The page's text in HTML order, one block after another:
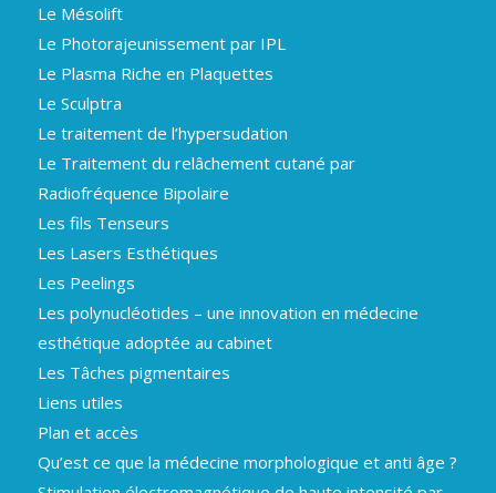
Le Mésolift
Le Photorajeunissement par IPL
Le Plasma Riche en Plaquettes
Le Sculptra
Le traitement de l’hypersudation
Le Traitement du relâchement cutané par
Radiofréquence Bipolaire
Les fils Tenseurs
Les Lasers Esthétiques
Les Peelings
Les polynucléotides – une innovation en médecine
esthétique adoptée au cabinet
Les Tâches pigmentaires
Liens utiles
Plan et accès
Qu’est ce que la médecine morphologique et anti âge ?